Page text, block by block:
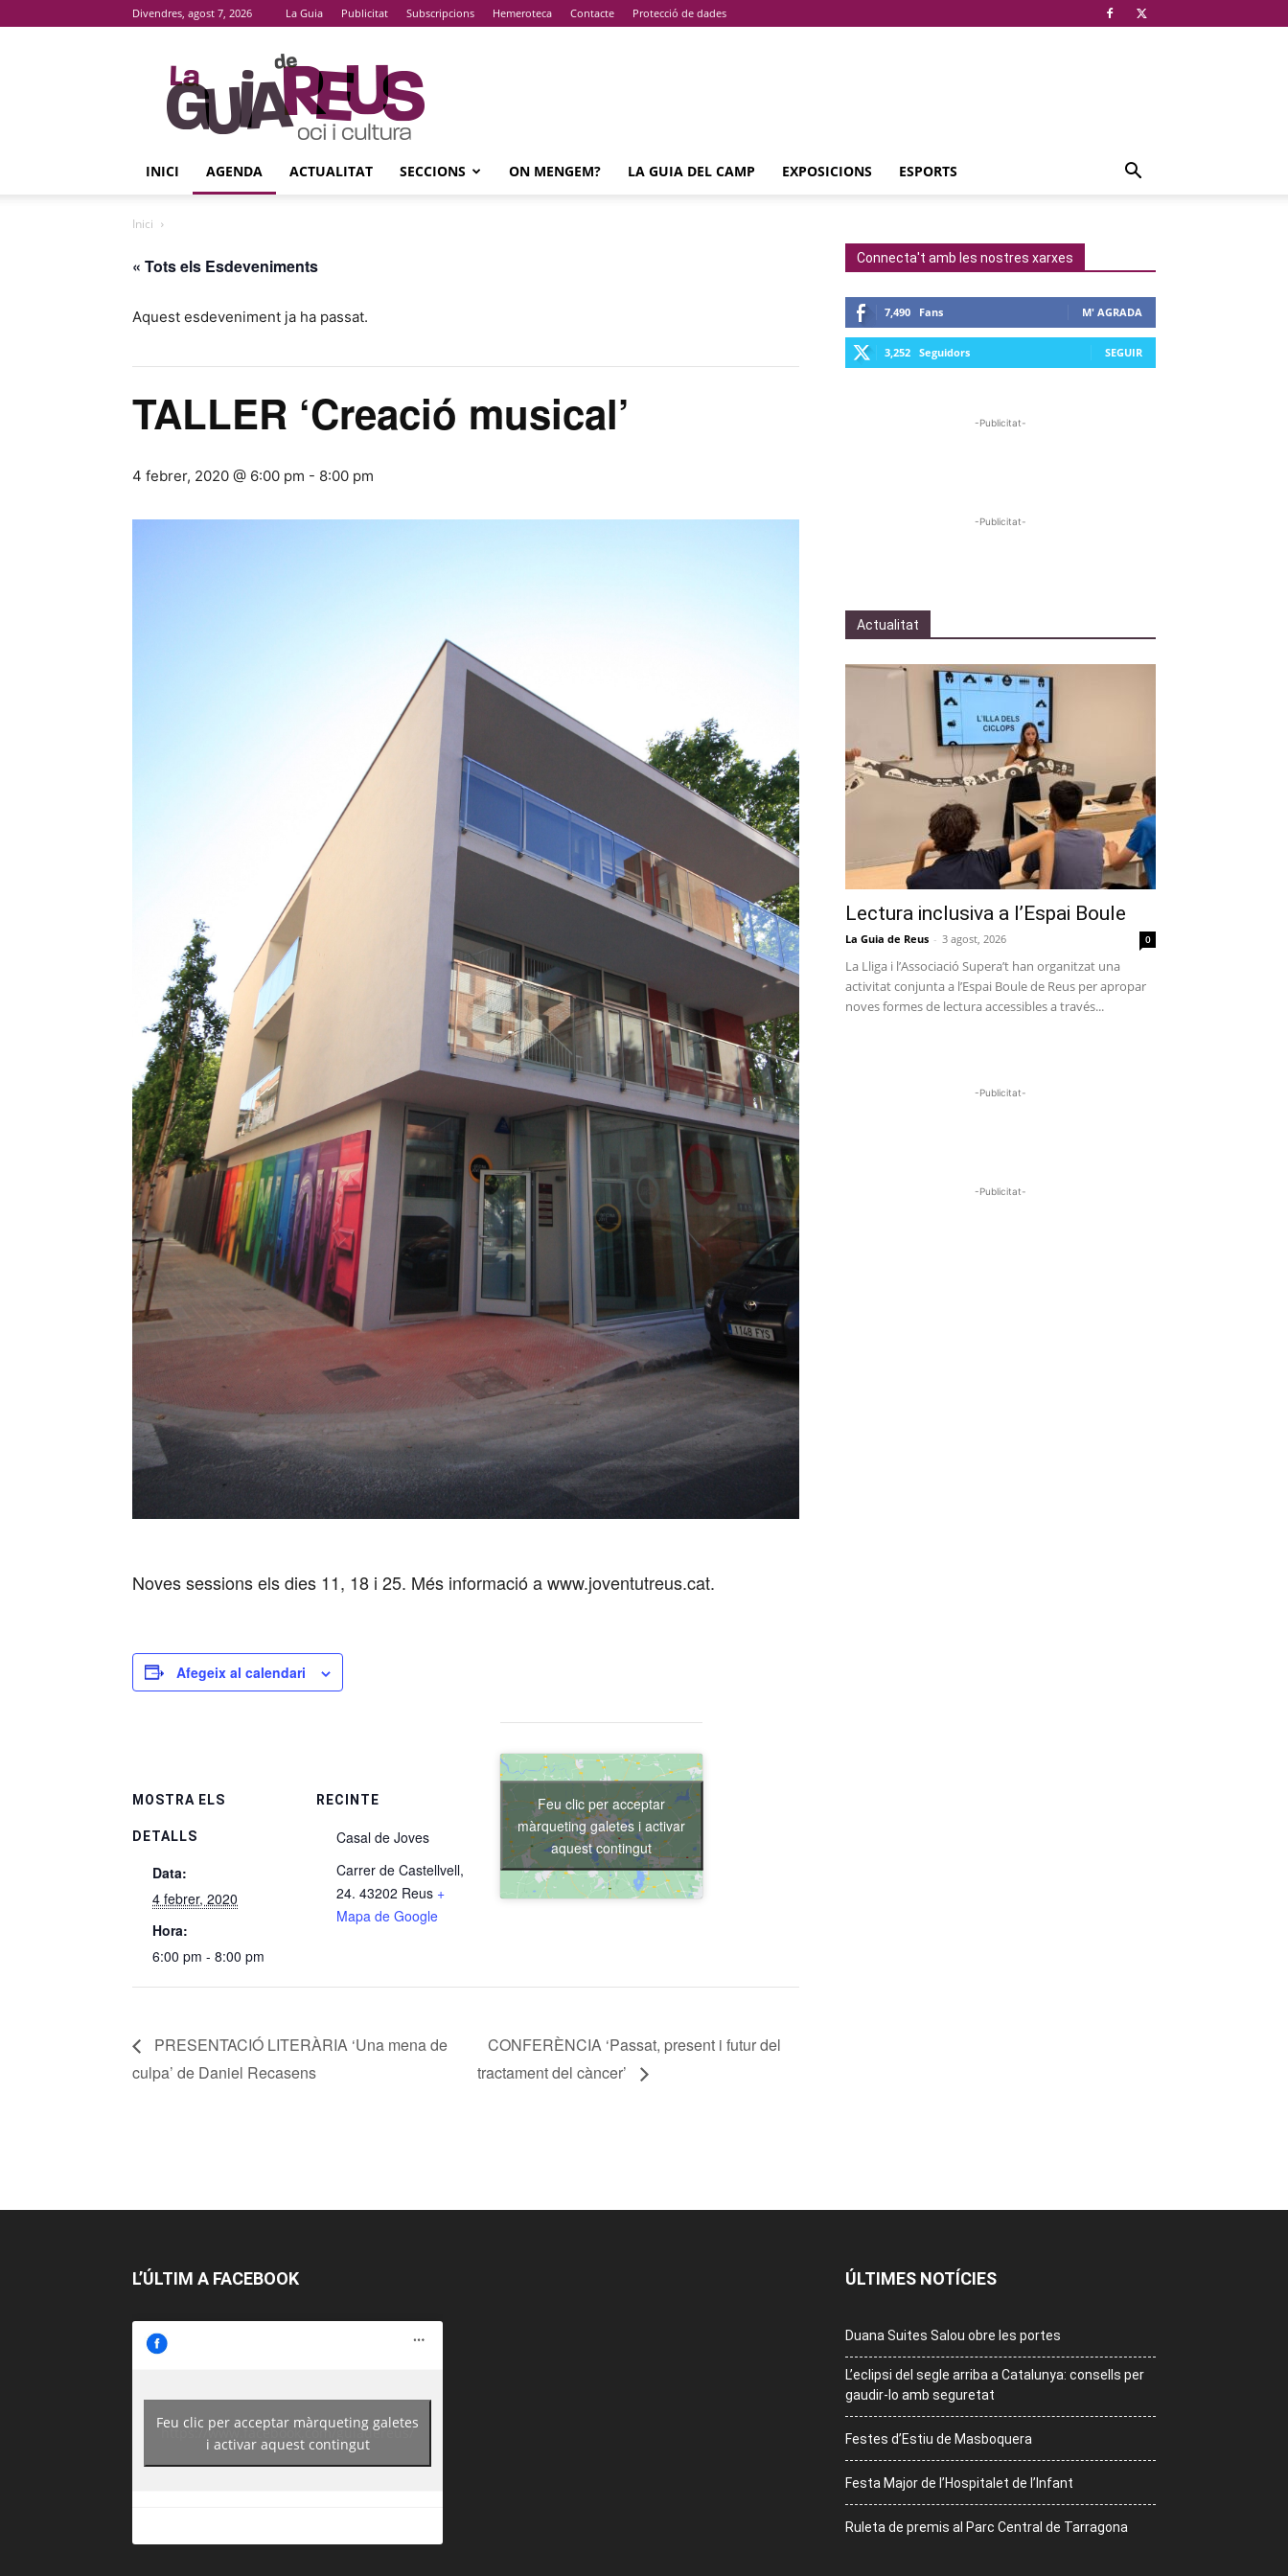
Divendres, agost 7, 2026 La Guia Publicitat Subscripcions Hemeroteca Contacte Protecció de dades
La
Guia
De
Reus
INICI AGENDA ACTUALITAT SECCIONS ON MENGEM? LA GUIA DEL CAMP EXPOSICIONS ESPORTS
Inici
« Tots els Esdeveniments
Aquest esdeveniment ja ha passat.
TALLER ‘Creació musical’
4 febrer, 2020 @ 6:00 pm - 8:00 pm
Noves sessions els dies 11, 18 i 25. Més informació a www.joventutreus.cat.
Afegeix al calendari
MOSTRA ELS
DETALLS
Data:
4 febrer, 2020
Hora:
6:00 pm - 8:00 pm
RECINTE
Casal de Joves
Carrer de Castellvell,
24. 43202 Reus +
Mapa de Google
Feu clic per acceptar
màrqueting galetes i activar
aquest contingut
PRESENTACIÓ LITERÀRIA ‘Una mena de
culpa’ de Daniel Recasens
CONFERÈNCIA ‘Passat, present i futur del
tractament del càncer’
Connecta't amb les nostres xarxes
7,490 Fans M' AGRADA
3,252 Seguidors SEGUIR
-Publicitat-
-Publicitat-
Actualitat
Lectura inclusiva a l’Espai Boule
La Guia de Reus - 3 agost, 2026 0
La Lliga i l’Associació Supera’t han organitzat una
activitat conjunta a l’Espai Boule de Reus per apropar
noves formes de lectura accessibles a través...
-Publicitat-
-Publicitat-
L’ÚLTIM A FACEBOOK
https://www.facebook.com/guiadereus/
Feu clic per acceptar màrqueting galetes
i activar aquest contingut
ÚLTIMES NOTÍCIES
Duana Suites Salou obre les portes
L’eclipsi del segle arriba a Catalunya: consells per
gaudir-lo amb seguretat
Festes d’Estiu de Masboquera
Festa Major de l’Hospitalet de l’Infant
Ruleta de premis al Parc Central de Tarragona